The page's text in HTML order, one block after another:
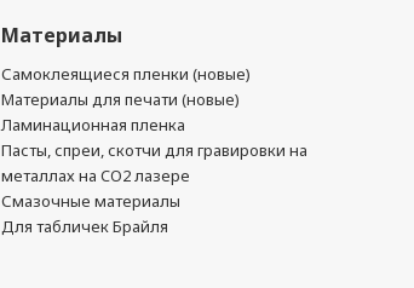
Материалы
Самоклеящиеся пленки (новые)
Материалы для печати (новые)
Ламинационная пленка
Пасты, спреи, скотчи для гравировки на
металлах на CO2 лазере
Смазочные материалы
Для табличек Брайля